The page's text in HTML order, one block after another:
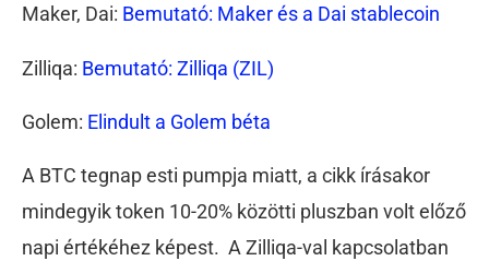
Maker, Dai: Bemutató: Maker és a Dai stablecoin
Zilliqa: Bemutató: Zilliqa (ZIL)
Golem: Elindult a Golem béta
A BTC tegnap esti pumpja miatt, a cikk írásakor
mindegyik token 10-20% közötti pluszban volt előző
napi értékéhez képest. A Zilliqa-val kapcsolatban